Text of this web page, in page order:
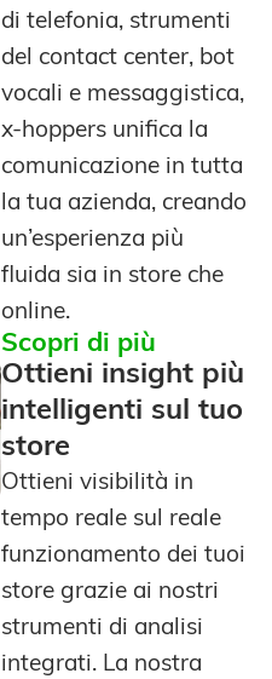
di telefonia, strumenti
del contact center, bot
vocali e messaggistica,
x-hoppers unifica la
comunicazione in tutta
la tua azienda, creando
un’esperienza più
fluida sia in store che
online.
Scopri di più
Ottieni insight più
intelligenti sul tuo
store
Ottieni visibilità in
tempo reale sul reale
funzionamento dei tuoi
store grazie ai nostri
strumenti di analisi
integrati. La nostra